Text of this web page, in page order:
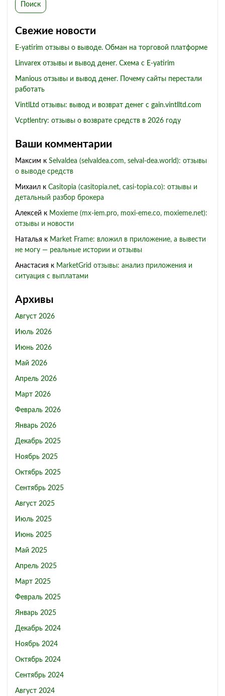
Поиск
Свежие новости
E-yatirim отзывы о выводе. Обман на торговой платформе
Linvarex отзывы и вывод денег. Схема с E-yatirim
Manious отзывы и вывод денег. Почему сайты перестали
работать
VintlLtd отзывы: вывод и возврат денег с gain.vintlltd.com
Vcptlentry: отзывы о возврате средств в 2026 году
Ваши комментарии
Максим к Selvaldea (selvaldea.com, selval-dea.world): отзывы
о выводе средств
Михаил к Casitopia (casitopia.net, casi-topia.co): отзывы и
детальный разбор брокера
Алексей к Moxieme (mx-iem.pro, moxi-eme.co, moxieme.net):
отзывы и новости
Наталья к Market Frame: вложил в приложение, а вывести
не могу — реальные истории и отзывы
Анастасия к MarketGrid отзывы: анализ приложения и
ситуация с выплатами
Архивы
Август 2026
Июль 2026
Июнь 2026
Май 2026
Апрель 2026
Март 2026
Февраль 2026
Январь 2026
Декабрь 2025
Ноябрь 2025
Октябрь 2025
Сентябрь 2025
Август 2025
Июль 2025
Июнь 2025
Май 2025
Апрель 2025
Март 2025
Февраль 2025
Январь 2025
Декабрь 2024
Ноябрь 2024
Октябрь 2024
Сентябрь 2024
Август 2024